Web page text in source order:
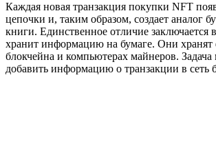
Каждая новая транзакция покупки NFT
цепочки и, таким образом, создает аналог
книги. Единственное отличие заключается
хранит информацию на бумаге. Они хранят
блокчейна и компьютерах майнеров.
добавить информацию о транзакции в сеть